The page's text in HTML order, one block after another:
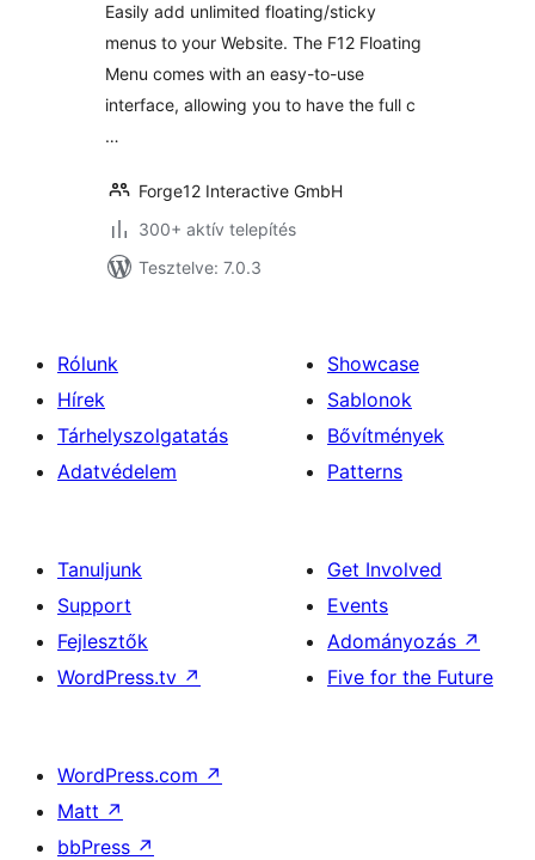
Easily add unlimited floating/sticky
menus to your Website. The F12 Floating
Menu comes with an easy-to-use
interface, allowing you to have the full c
…
Forge12 Interactive GmbH
300+ aktív telepítés
Tesztelve: 7.0.3
Rólunk
Hírek
Tárhelyszolgatatás
Adatvédelem
Showcase
Sablonok
Bővítmények
Patterns
Tanuljunk
Support
Fejlesztők
WordPress.tv ↗
Get Involved
Events
Adományozás ↗
Five for the Future
WordPress.com ↗
Matt ↗
bbPress ↗